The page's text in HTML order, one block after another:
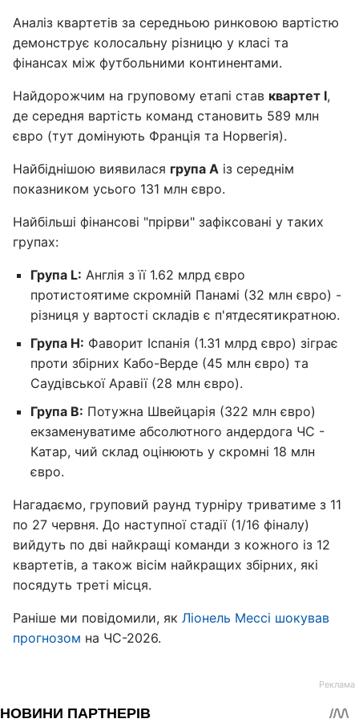
Аналіз квартетів за середньою ринковою вартістю
демонструє колосальну різницю у класі та
фінансах між футбольними континентами.
Найдорожчим на груповому етапі став квартет I,
де середня вартість команд становить 589 млн
євро (тут домінують Франція та Норвегія).
Найбіднішою виявилася група А із середнім
показником усього 131 млн євро.
Найбільші фінансові "прірви" зафіксовані у таких
групах:
Група L: Англія з її 1.62 млрд євро
протистоятиме скромній Панамі (32 млн євро) -
різниця у вартості складів є п'ятдесятикратною.
Група H: Фаворит Іспанія (1.31 млрд євро) зіграє
проти збірних Кабо-Верде (45 млн євро) та
Саудівської Аравії (28 млн євро).
Група B: Потужна Швейцарія (322 млн євро)
екзаменуватиме абсолютного андердога ЧС -
Катар, чий склад оцінюють у скромні 18 млн
євро.
Нагадаємо, груповий раунд турніру триватиме з 11
по 27 червня. До наступної стадії (1/16 фіналу)
вийдуть по дві найкращі команди з кожного із 12
квартетів, а також вісім найкращих збірних, які
посядуть треті місця.
Раніше ми повідомили, як Ліонель Мессі шокував
прогнозом на ЧС-2026.